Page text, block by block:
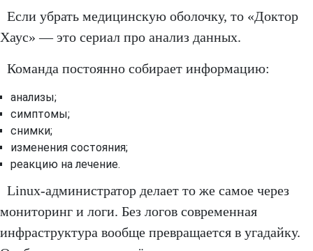
Если убрать медицинскую оболочку, то «Доктор
Хаус» — это сериал про анализ данных.
Команда постоянно собирает информацию:
анализы;
симптомы;
снимки;
изменения состояния;
реакцию на лечение.
Linux-администратор делает то же самое через
мониторинг и логи. Без логов современная
инфраструктура вообще превращается в угадайку.